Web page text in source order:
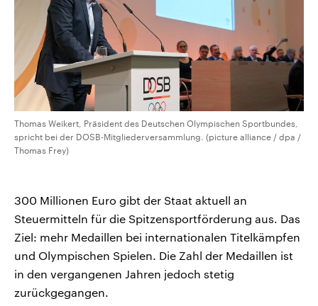
Thomas Weikert, Präsident des Deutschen Olympischen Sportbundes,
spricht bei der DOSB-Mitgliederversammlung. (picture alliance / dpa /
Thomas Frey)
300 Millionen Euro gibt der Staat aktuell an
Steuermitteln für die Spitzensportförderung aus. Das
Ziel: mehr Medaillen bei internationalen Titelkämpfen
und Olympischen Spielen. Die Zahl der Medaillen ist
in den vergangenen Jahren jedoch stetig
zurückgegangen.